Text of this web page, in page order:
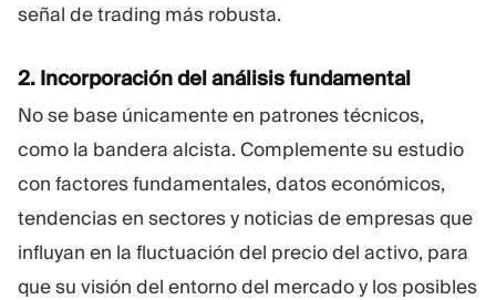
señal de trading más robusta.
2. Incorporación del análisis fundamental
No se base únicamente en patrones técnicos,
como la bandera alcista. Complemente su estudio
con factores fundamentales, datos económicos,
tendencias en sectores y noticias de empresas que
influyan en la fluctuación del precio del activo, para
que su visión del entorno del mercado y los posibles